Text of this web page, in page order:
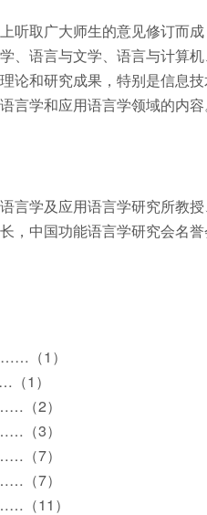
取广大师生的意见修订而
、语言与文学、语言与计算
论和研究成果，特别是信息
言学和应用语言学领域的内
学及应用语言学研究所教
，中国功能语言学研究会名
（1）
1）
2）
3）
7）
7）
11）